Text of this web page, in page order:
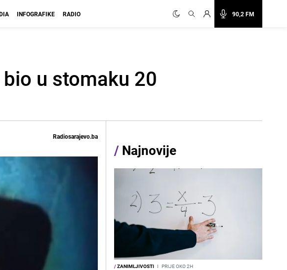
90,2 FM
INFOGRAFIKE RADIO
u stomaku 20
Radiosarajevo.ba
/ Najnovije
/ZANIMLJIVOSTI I PRIJE OKO 2H